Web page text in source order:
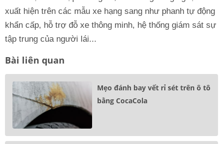
xuất hiện trên các mẫu xe hạng sang như phanh tự động
khẩn cấp, hỗ trợ đỗ xe thông minh, hệ thống giám sát sự
tập trung của người lái...
Bài liên quan
Mẹo đánh bay vết rỉ sét trên ô tô
bằng CocaCola